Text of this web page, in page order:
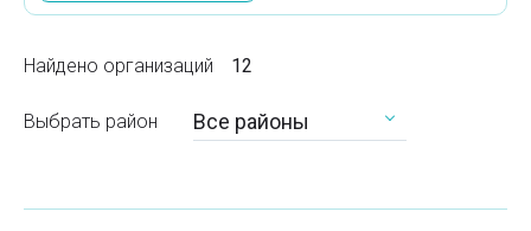
Найдено организаций 12
Выбрать район Все районы